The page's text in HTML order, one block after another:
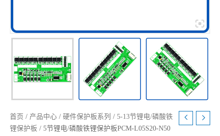
首页 / 产品中心 / 硬件保护板系列 / 5-13节锂电/磷酸铁
锂保护板 / 5节锂电/磷酸铁锂保护板PCM-L05S20-N50